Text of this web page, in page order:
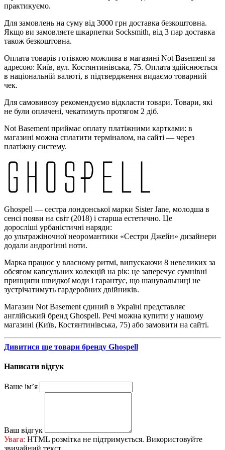
практикуємо.
Для замовлень на суму від 3000 грн доставка безкоштовна.
Якщо ви замовляєте шкарпетки Socksmith, від 3 пар доставка
також безкоштовна.
Оплата товарів готівкою можлива в магазині Not Basement за
адресою: Київ, вул. Костянтинівська, 75. Оплата здійснюється
в національній валюті, в підтвердження видаємо товарний
чек.
Для самовивозу рекомендуємо відкласти товари. Товари, які
не були оплачені, чекатимуть протягом 2 діб.
Not Basement приймає оплату платіжними картками: в
магазині можна сплатити терміналом, на сайті — через
платіжну систему.
Ghospell — сестра лондонської марки Sister Jane, молодша в
сенсі появи на світ (2018) і старша естетично. Це
доросліші урбаністичні наряди:
до ультражіночної неоромантики «Сестри Джейн» дизайнери
додали андрогінні ноти.
Марка працює у власному ритмі, випускаючи 8 невеликих за
обсягом капсульних колекцій на рік: це заперечує сумнівні
принципи швидкої моди і гарантує, що шанувальниці не
зустрічатимуть гардеробних двійників.
Магазин Not Basement єдиний в Україні представляє
англійський бренд Ghospell. Речі можна купити у нашому
магазині (Київ, Костянтинівська, 75) або замовити на сайті.
Дивитися ще товари бренду Ghospell
Написати відгук
Ваше ім’я
Ваш відгук
Увага: HTML розмітка не підтримується. Використовуйте
звичайний текст.